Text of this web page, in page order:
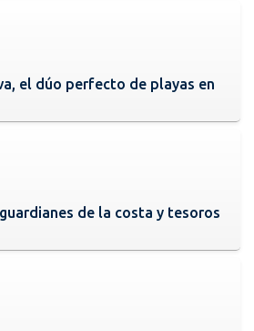
el dúo perfecto de playas en
de la costa y tesoros